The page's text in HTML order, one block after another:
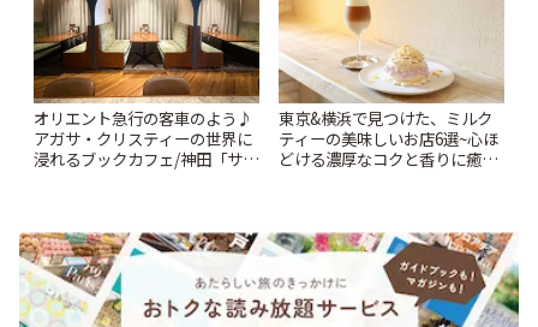
オリエント急行の客車のよう♪
アガサ・クリスティーの世界に
浸れるブックカフェ/神田「サロ
東京&横浜で見つけた、ミルク
ティーの美味しいお店6選~心ほ
どける濃厚なコクと香りに癒や